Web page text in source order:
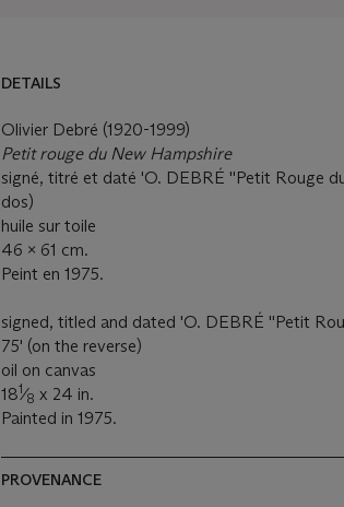
DETAILS
Olivier Debré (1920-1999)
Petit rouge du New Hampshire
signé, titré et daté 'O. DEBRÉ ''Petit Rouge
dos)
huile sur toile
46 x 61 cm.
Peint en 1975.
signed, titled and dated 'O. DEBRÉ ''Petit
75' (on the reverse)
oil on canvas
181⁄8 x 24 in.
Painted in 1975.
PROVENANCE